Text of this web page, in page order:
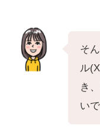
そ
ル
き
い